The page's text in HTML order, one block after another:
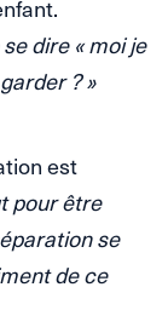
dire « moi je
? »
est
pour être
se
de ce